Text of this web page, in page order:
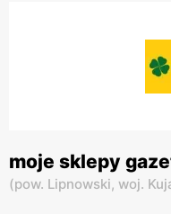
moje sklepy
(pow. Lipnowski, woj.